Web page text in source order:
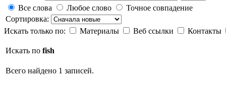
Все слова Любое слово
Точное совпадение
Сортировка:
Искать только по:
Материалы Веб ссылки Контакты
Искать по fish
Всего найдено 1 записей.